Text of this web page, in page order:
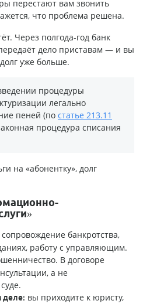
перестают вам звонить
что проблема решена.
Через полгода-год банк
дело приставам — и вы
уже больше.
процедуры
легально
пеней (по статье 213.11
процедура списания
на «абонентку», долг
банкротства,
работу с управляющим.
В договоре
а не
деле: вы приходите к юристу,